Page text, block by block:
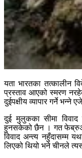
यता भारतका तत्कालीन
प्रस्ताव आएको स्मरण
दुईपक्षीय व्यापार गर्ने
दुई मुलुकका सीमा
हुनसकेको छैन । गत
विवाद अन्त्य नहुँदासम्म
लिएको थियो भने चीनले